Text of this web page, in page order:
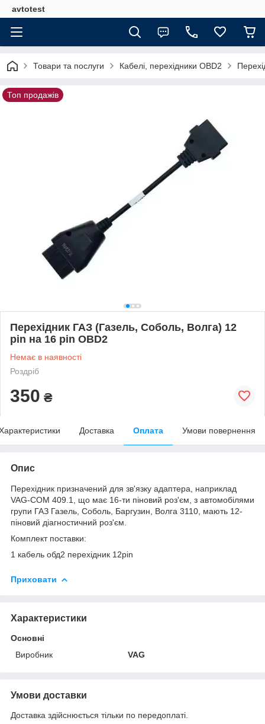
avtotest
Товари та послуги Кабелі, перехідники OBD2
Топ продажів
Перехідник ГАЗ (Газель, Соболь, Волга) 12
pin на 16 pin OBD2
Немає в наявності
Роздріб
350 ₴
Доставка Оплата Умови повернення
Опис
Перехідник призначений для зв'язку адаптера, наприклад
VAG-COM 409.1, що має 16-ти піновий роз'єм, з автомобілями
групи ГАЗ Газель, Соболь, Баргузин, Волга 3110, мають 12-
піновий діагностичний роз'єм.
Комплект поставки:
1 кабель обд2 перехідник 12pin
Приховати
Характеристики
Основні
Виробник
VAG
Умови доставки
Доставка здійснюється тільки по передоплаті.